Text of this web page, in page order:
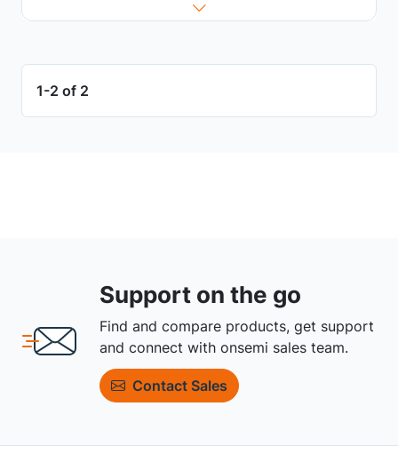
1-2 of 2
Support on the go
Find and compare products, get support
and connect with onsemi sales team.
Contact Sales